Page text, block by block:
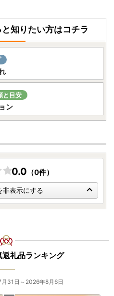
知りたい方はコチラ
と目安
ン
0.0 （0件）
非表示にする
礼品ランキング
31日～2026年8月6日